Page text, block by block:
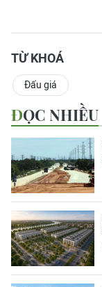
TỪ KHOÁ
Đấu giá
ĐỌC NHIỀU